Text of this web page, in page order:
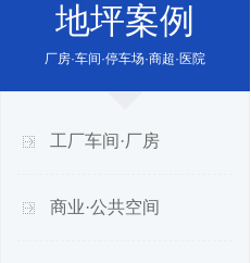
地坪案例
厂房·车间·停车场·商超·医院
工厂车间·厂房
商业·公共空间